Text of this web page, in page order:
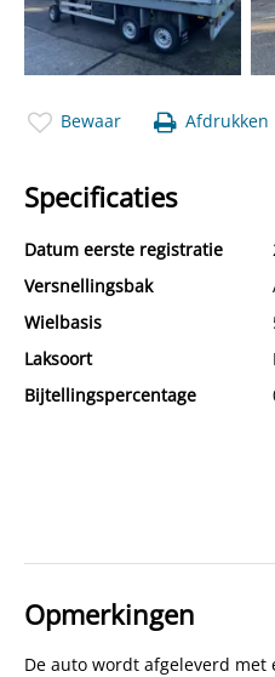
Bewaar Afdrukken
Specificaties
Datum eerste registratie
Versnellingsbak
Wielbasis
Laksoort
Bijtellingspercentage
Opmerkingen
De auto wordt afgeleverd